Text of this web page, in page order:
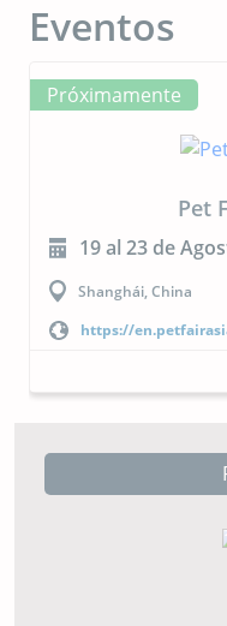
Eventos
Próximamente
Pet
19 al 23 de
Shanghái, China
https://